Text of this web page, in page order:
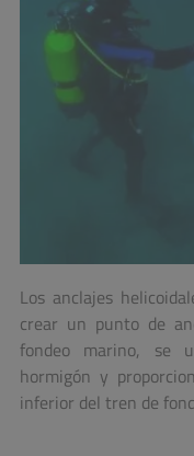
Los anclajes
crear un punto de
fondeo marino, se
hormigón y
inferior del tren de